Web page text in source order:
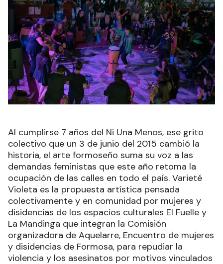
Al cumplirse 7 años del Ni Una Menos, ese grito
colectivo que un 3 de junio del 2015 cambió la
historia, el arte formoseño suma su voz a las
demandas feministas que este año retoma la
ocupación de las calles en todo el país. Varieté
Violeta es la propuesta artística pensada
colectivamente y en comunidad por mujeres y
disidencias de los espacios culturales El Fuelle y
La Mandinga que integran la Comisión
organizadora de Aquelarre, Encuentro de mujeres
y disidencias de Formosa, para repudiar la
violencia y los asesinatos por motivos vinculados